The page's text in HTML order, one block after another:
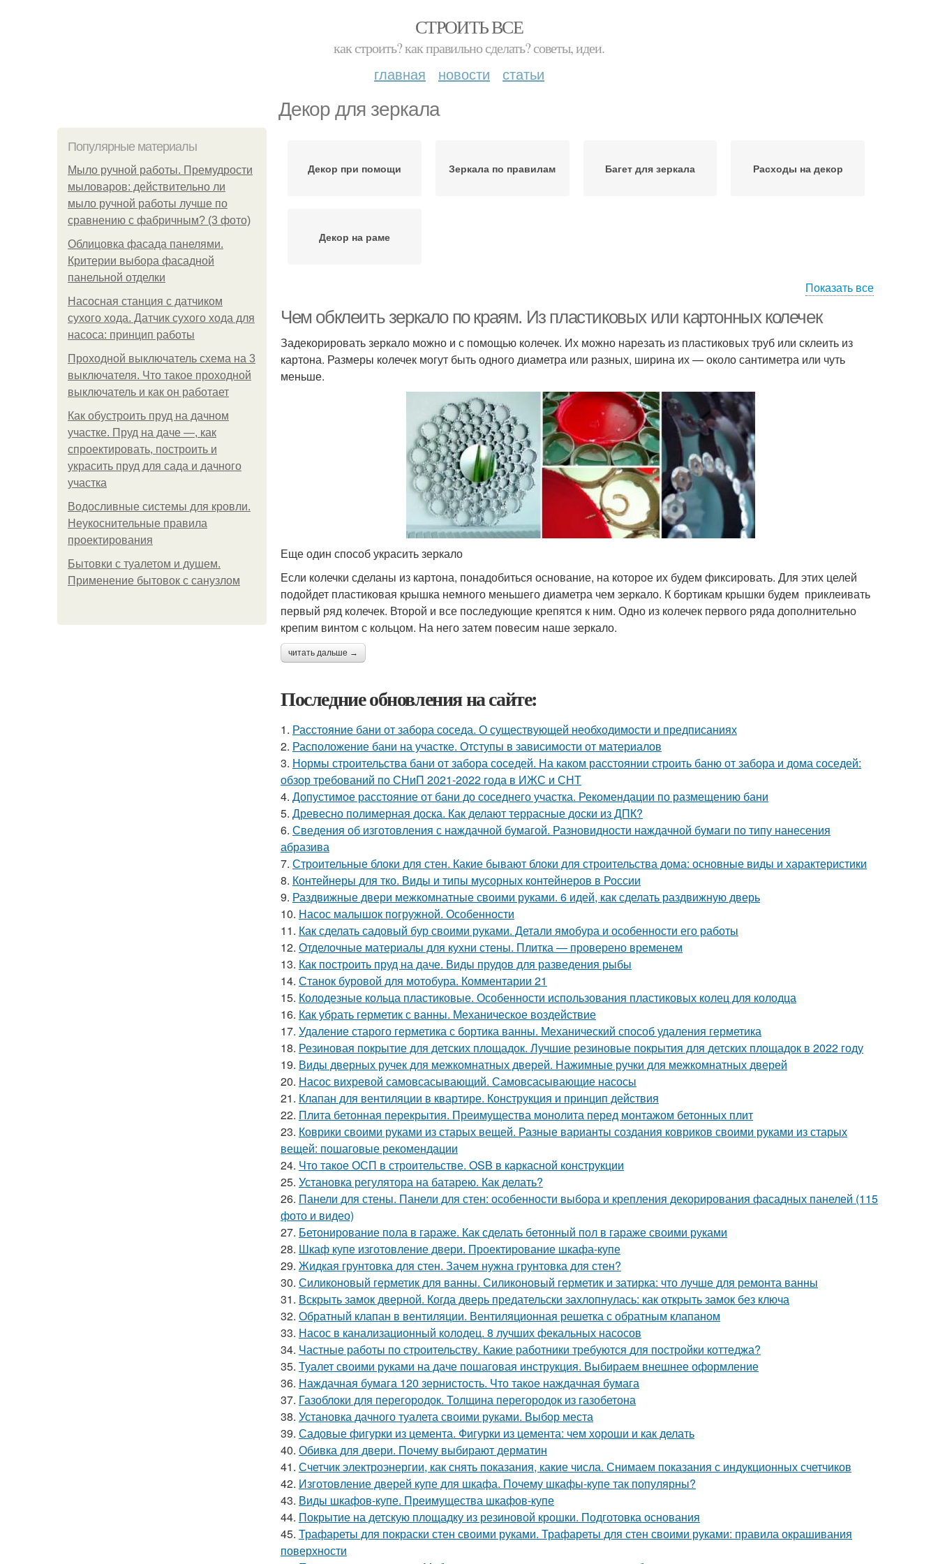
СТРОИТЬ ВСЕ
как строить? как правильно сделать? советы, идеи.
главная новости статьи
Декор для зеркала
Популярные материалы
Мыло ручной работы. Премудрости
мыловаров: действительно ли
мыло ручной работы лучше по
сравнению с фабричным? (3 фото)
Облицовка фасада панелями.
Критерии выбора фасадной
панельной отделки
Насосная станция с датчиком
сухого хода. Датчик сухого хода для
насоса: принцип работы
Проходной выключатель схема на 3
выключателя. Что такое проходной
выключатель и как он работает
Как обустроить пруд на дачном
участке. Пруд на даче —, как
спроектировать, построить и
украсить пруд для сада и дачного
участка
Водосливные системы для кровли.
Неукоснительные правила
проектирования
Бытовки с туалетом и душем.
Применение бытовок с санузлом
Декор при помощи Зеркала по правилам Багет для зеркала Расходы на декор
Декор на раме
Показать все
Чем обклеить зеркало по краям. Из пластиковых или картонных колечек
Задекорировать зеркало можно и с помощью колечек. Их можно нарезать из пластиковых труб или склеить из
картона. Размеры колечек могут быть одного диаметра или разных, ширина их — около сантиметра или чуть
меньше.
Еще один способ украсить зеркало
Если колечки сделаны из картона, понадобиться основание, на которое их будем фиксировать. Для этих целей
подойдет пластиковая крышка немного меньшего диаметра чем зеркало. К бортикам крышки будем приклеивать
первый ряд колечек. Второй и все последующие крепятся к ним. Одно из колечек первого ряда дополнительно
крепим винтом с кольцом. На него затем повесим наше зеркало.
читать дальше →
Последние обновления на сайте:
1. Расстояние бани от забора соседа. О существующей необходимости и предписаниях
2. Расположение бани на участке. Отступы в зависимости от материалов
3. Нормы строительства бани от забора соседей. На каком расстоянии строить баню от забора и дома соседей:
обзор требований по СНиП 2021-2022 года в ИЖС и СНТ
4. Допустимое расстояние от бани до соседнего участка. Рекомендации по размещению бани
5. Древесно полимерная доска. Как делают террасные доски из ДПК?
6. Сведения об изготовления с наждачной бумагой. Разновидности наждачной бумаги по типу нанесения
абразива
7. Строительные блоки для стен. Какие бывают блоки для строительства дома: основные виды и характеристики
8. Контейнеры для тко. Виды и типы мусорных контейнеров в России
9. Раздвижные двери межкомнатные своими руками. 6 идей, как сделать раздвижную дверь
10. Насос малышок погружной. Особенности
11. Как сделать садовый бур своими руками. Детали ямобура и особенности его работы
12. Отделочные материалы для кухни стены. Плитка — проверено временем
13. Как построить пруд на даче. Виды прудов для разведения рыбы
14. Станок буровой для мотобура. Комментарии 21
15. Колодезные кольца пластиковые. Особенности использования пластиковых колец для колодца
16. Как убрать герметик с ванны. Механическое воздействие
17. Удаление старого герметика с бортика ванны. Механический способ удаления герметика
18. Резиновая покрытие для детских площадок. Лучшие резиновые покрытия для детских площадок в 2022 году
19. Виды дверных ручек для межкомнатных дверей. Нажимные ручки для межкомнатных дверей
20. Насос вихревой самовсасывающий. Самовсасывающие насосы
21. Клапан для вентиляции в квартире. Конструкция и принцип действия
22. Плита бетонная перекрытия. Преимущества монолита перед монтажом бетонных плит
23. Коврики своими руками из старых вещей. Разные варианты создания ковриков своими руками из старых
вещей: пошаговые рекомендации
24. Что такое ОСП в строительстве. OSB в каркасной конструкции
25. Установка регулятора на батарею. Как делать?
26. Панели для стены. Панели для стен: особенности выбора и крепления декорирования фасадных панелей (115
фото и видео)
27. Бетонирование пола в гараже. Как сделать бетонный пол в гараже своими руками
28. Шкаф купе изготовление двери. Проектирование шкафа-купе
29. Жидкая грунтовка для стен. Зачем нужна грунтовка для стен?
30. Силиконовый герметик для ванны. Силиконовый герметик и затирка: что лучше для ремонта ванны
31. Вскрыть замок дверной. Когда дверь предательски захлопнулась: как открыть замок без ключа
32. Обратный клапан в вентиляции. Вентиляционная решетка с обратным клапаном
33. Насос в канализационный колодец. 8 лучших фекальных насосов
34. Частные работы по строительству. Какие работники требуются для постройки коттеджа?
35. Туалет своими руками на даче пошаговая инструкция. Выбираем внешнее оформление
36. Наждачная бумага 120 зернистость. Что такое наждачная бумага
37. Газоблоки для перегородок. Толщина перегородок из газобетона
38. Установка дачного туалета своими руками. Выбор места
39. Садовые фигурки из цемента. Фигурки из цемента: чем хороши и как делать
40. Обивка для двери. Почему выбирают дерматин
41. Счетчик электроэнергии, как снять показания, какие числа. Снимаем показания с индукционных счетчиков
42. Изготовление дверей купе для шкафа. Почему шкафы-купе так популярны?
43. Виды шкафов-купе. Преимущества шкафов-купе
44. Покрытие на детскую площадку из резиновой крошки. Подготовка основания
45. Трафареты для покраски стен своими руками. Трафареты для стен своими руками: правила окрашивания
поверхности